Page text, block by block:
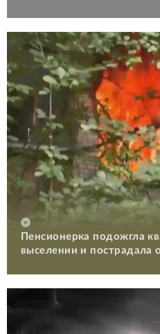
Пенсионерка подожгла
выселении и пострадала